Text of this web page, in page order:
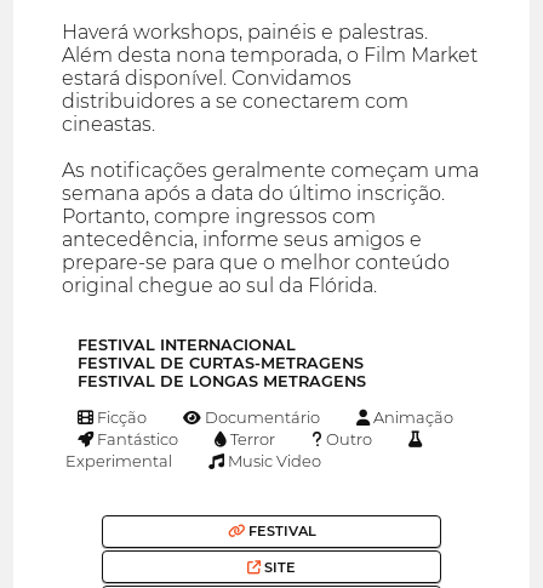
Haverá workshops, painéis e palestras.
Além desta nona temporada, o Film Market
estará disponível. Convidamos
distribuidores a se conectarem com
cineastas.
As notificações geralmente começam uma
semana após a data do último inscrição.
Portanto, compre ingressos com
antecedência, informe seus amigos e
prepare-se para que o melhor conteúdo
original chegue ao sul da Flórida.
FESTIVAL INTERNACIONAL
FESTIVAL DE CURTAS-METRAGENS
FESTIVAL DE LONGAS METRAGENS
Ficção Documentário
Animação
Fantástico
Terror
Outro
Experimental
Music Video
FESTIVAL
SITE